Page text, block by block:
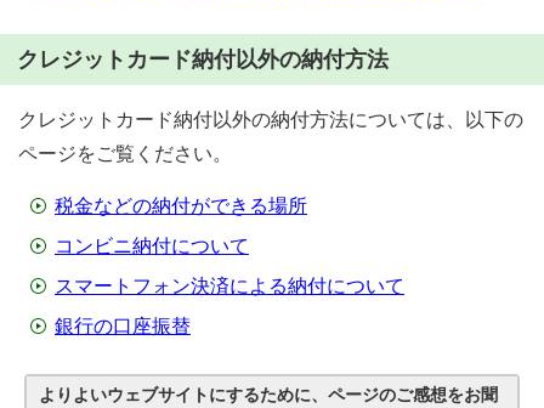
クレジットカード納付以外の納付方法
クレジットカード納付以外の納付方法については、以下の
ページをご覧ください。
税金などの納付ができる場所
コンビニ納付について
スマートフォン決済による納付について
銀行の口座振替
よりよいウェブサイトにするために、ページのご感想をお聞